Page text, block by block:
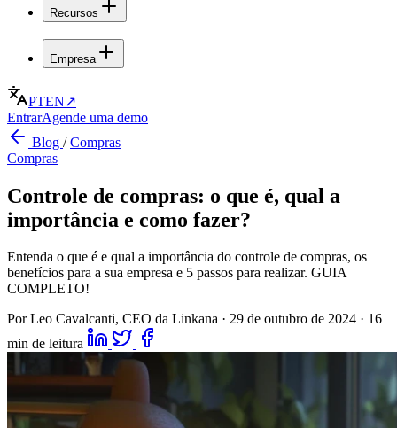
Recursos
Empresa
PTEN↗
EntrarAgende uma demo
Blog /Compras
Compras
Controle de compras: o que é, qual a
importância e como fazer?
Entenda o que é e qual a importância do controle de compras, os
benefícios para a sua empresa e 5 passos para realizar. GUIA
COMPLETO!
Por Leo Cavalcanti, CEO da Linkana · 29 de outubro de 2024 · 16
min de leitura